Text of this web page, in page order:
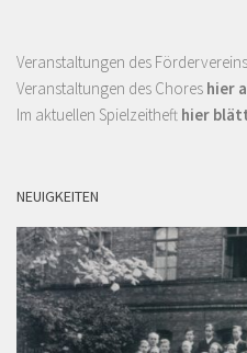
Veranstaltungen des Fördervereins
Veranstaltungen des Chores hier
Im aktuellen Spielzeitheft hier
NEUIGKEITEN